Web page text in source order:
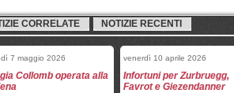
CORRELATE NOTIZIE RECENTI
7 maggio 2026
Collomb operata alla
venerdì 10 aprile 2026
Infortuni per Zurbruegg,
Favrot e Giezendanner